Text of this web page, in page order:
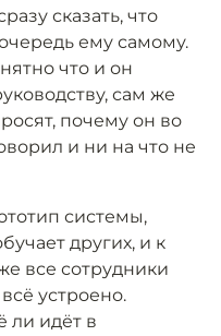
сказать, что
ему самому.
что и он
сам же
почему он во
и ни на что не
системы,
других, и к
все сотрудники
устроено.
ли идёт в